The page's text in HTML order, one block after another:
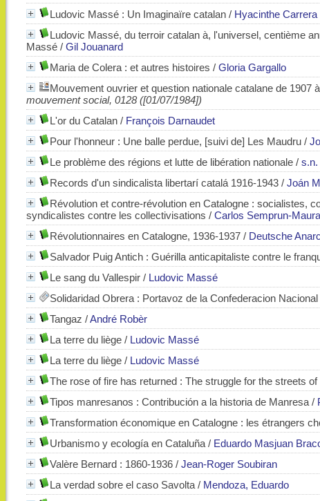
Ludovic Massé : Un Imaginaïre catalan / Hyacinthe Carrera
Ludovic Massé, du terroir catalan à, l'universel, centième
Massé / Gil Jouanard
Maria de Colera : et autres histoires / Gloria Gargallo
Mouvement ouvrier et question nationale catalane de 1907
mouvement social, 0128 ([01/07/1984])
L'or du Catalan / François Darnaudet
Pour l'honneur : Une balle perdue, [suivi de] Les Maudru /
Le problème des régions et lutte de libération nationale / s.n.
Records d'un sindicalista libertarí catalá 1916-1943 / Joán
Révolution et contre-révolution en Catalogne : socialistes,
syndicalistes contre les collectivisations / Carlos Semprun-Maura
Révolutionnaires en Catalogne, 1936-1937 / Deutsche
Salvador Puig Antich : Guérilla anticapitaliste contre le
Le sang du Vallespir / Ludovic Massé
Solidaridad Obrera : Portavoz de la Confederacion
Tangaz /André Robèr
La terre du liège / Ludovic Massé
La terre du liège / Ludovic Massé
The rose of fire has returned : The struggle for the streets
Tipos manresanos : Contribución a la historia de Manresa /
Transformation économique en Catalogne : les étrangers
Urbanismo y ecología en Cataluña / Eduardo Masjuan
Valère Bernard : 1860-1936 / Jean-Roger Soubiran
La verdad sobre el caso Savolta / Mendoza, Eduardo